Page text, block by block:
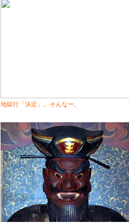
地獄行「決定」。そんなー。